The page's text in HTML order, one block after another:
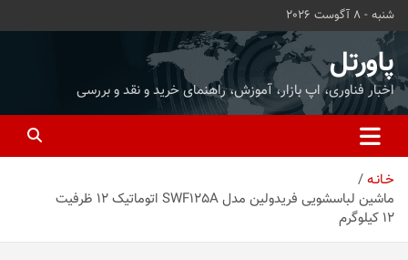
محتوا
بروید
شنبه - 8 آگوست 2026
پاورتل
اخبار فناوری، اپ بازار، آموزش، راهنمای خرید و نقد و بررسی
خـانـه
ماشین لباسشویی فریدولین مدل SWF125A اتوماتيک 12 ظرفیت
12 کیلوگرم